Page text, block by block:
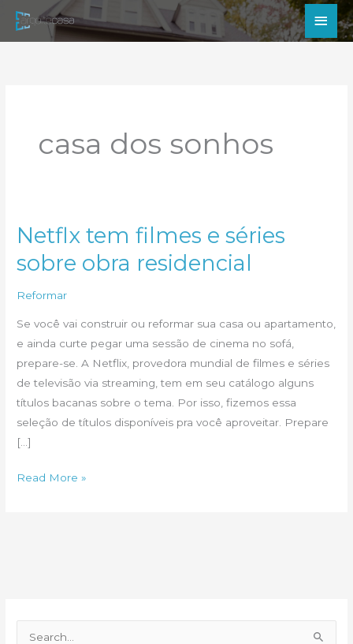
para
casa dos sonhos
Netflx tem filmes e séries
sobre obra residencial
Reformar
Se você vai construir ou reformar sua casa ou apartamento,
e ainda curte pegar uma sessão de cinema no sofá,
prepare-se. A Netflix, provedora mundial de filmes e séries
de televisão via streaming, tem em seu catálogo alguns
títulos bacanas sobre o tema. Por isso, fizemos essa
seleção de títulos disponíveis pra você aproveitar. Prepare
[…]
Netflx
Read More »